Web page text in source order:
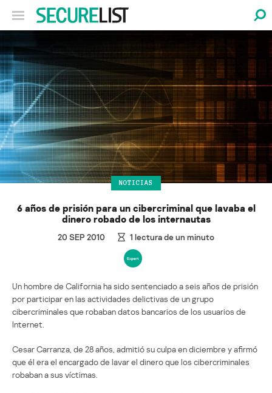
NOTICIAS
6 años de prisión para un cibercriminal que lavaba el
dinero robado de los internautas
20 SEP 2010 1 lectura de un minuto
Un hombre de California ha sido sentenciado a seis años de prisión
por participar en las actividades delictivas de un grupo
cibercriminales que robaban datos bancarios de los usuarios de
Internet.
Cesar Carranza, de 28 años, admitió su culpa en diciembre y afirmó
que él era el encargado de lavar el dinero que los cibercriminales
robaban a sus víctimas.